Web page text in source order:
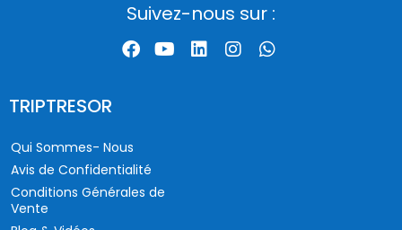
Suivez-nous sur :
TRIPTRESOR
Qui Sommes- Nous
Avis de Confidentialité
Conditions Générales de
Vente